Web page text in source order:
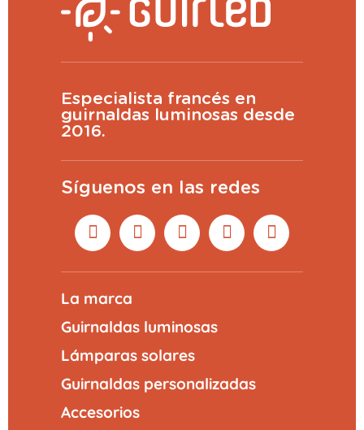
Especialista francés en
guirnaldas luminosas desde
2016.
Síguenos en las redes
La marca
Guirnaldas luminosas
Lámparas solares
Guirnaldas personalizadas
Accesorios